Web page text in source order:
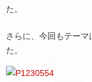
た。
さらに、今回もテー
た。